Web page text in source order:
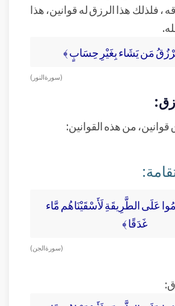
، فلذلك هذا الرزق له قوانين، هذا
يَرْزُقُ مَن يَشَاء بِغَيْرِ حِسَابٍ ﴾
( سورة النور )
قوانين، من هذه القوانين:
عَلَى الطَّرِيقَةِ لَأَسْقَيْنَاهُم مَّاء
غَدَقًا ﴾
( سورة الجن )